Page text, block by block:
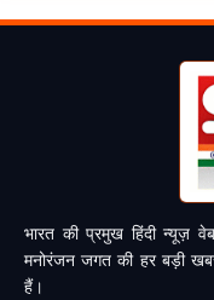
भारत की प्रमुख हिंदी न्यूज़
मनोरंजन जगत की हर बड़ी
हैं।